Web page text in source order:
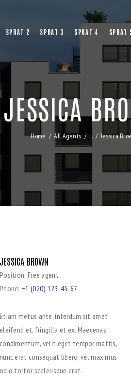
SPRAT 2 SPRAT 3 SPRAT 4 SPRAT
JESSICA
Home All Agents ... Jessica
JESSICA BROWN
Position: Free agent
Phone: +1 (020) 123-45-67
Etiam metus ante, interdum sit amet
eleifend et, fringilla et ex. Maecenas
condimentum, velit eget tempor mattis,
nunc erat consequat libero, vel maximus
odio tortor scelerisque erat.